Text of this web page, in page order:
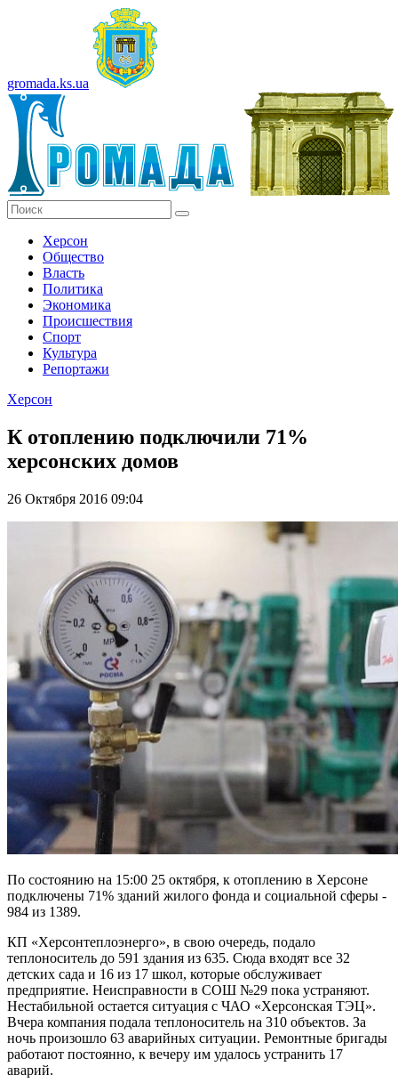
gromada.ks.ua
Херсон
Общество
Власть
Политика
Экономика
Происшествия
Спорт
Культура
Репортажи
Херсон
К отоплению подключили 71%
херсонских домов
26 Октября 2016 09:04
По состоянию на 15:00 25 октября, к отоплению в Херсоне
подключены 71% зданий жилого фонда и социальной сферы -
984 из 1389.
КП «Херсонтеплоэнерго», в свою очередь, подало
теплоноситель до 591 здания из 635. Сюда входят все 32
детских сада и 16 из 17 школ, которые обслуживает
предприятие. Неисправности в СОШ №29 пока устраняют.
Нестабильной остается ситуация с ЧАО «Херсонская ТЭЦ».
Вчера компания подала теплоноситель на 310 объектов. За
ночь произошло 63 аварийных ситуации. Ремонтные бригады
работают постоянно, к вечеру им удалось устранить 17
аварий.